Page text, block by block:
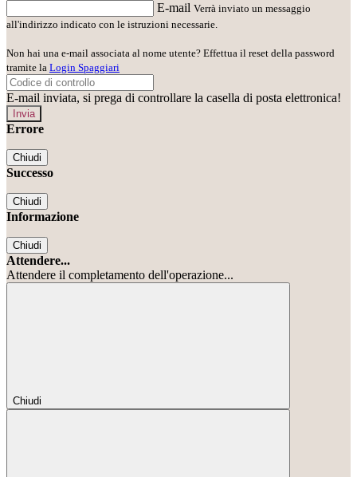
E-mail Verrà inviato un messaggio
all'indirizzo indicato con le istruzioni necessarie.
Non hai una e-mail associata al nome utente? Effettua il reset della password
tramite la Login Spaggiari
E-mail inviata, si prega di controllare la casella di posta elettronica!
Errore
Chiudi
Successo
Chiudi
Informazione
Chiudi
Attendere...
Attendere il completamento dell'operazione...
Chiudi